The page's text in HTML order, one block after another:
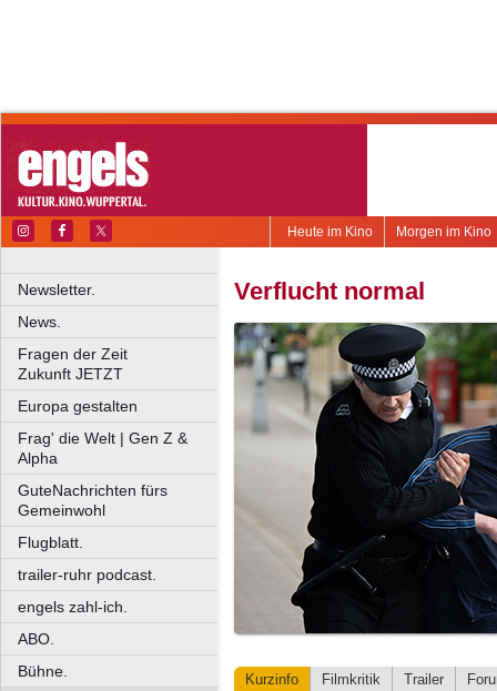
Morgen im Kino
Heute im Kino
Newsletter.
News.
Fragen der Zeit
Zukunft JETZT
Europa gestalten
Frag' die Welt | Gen Z &
Alpha
GuteNachrichten fürs
Gemeinwohl
Flugblatt.
trailer-ruhr podcast.
engels zahl-ich.
ABO.
Bühne.
Verflucht normal
Kurzinfo Filmkritik Trailer